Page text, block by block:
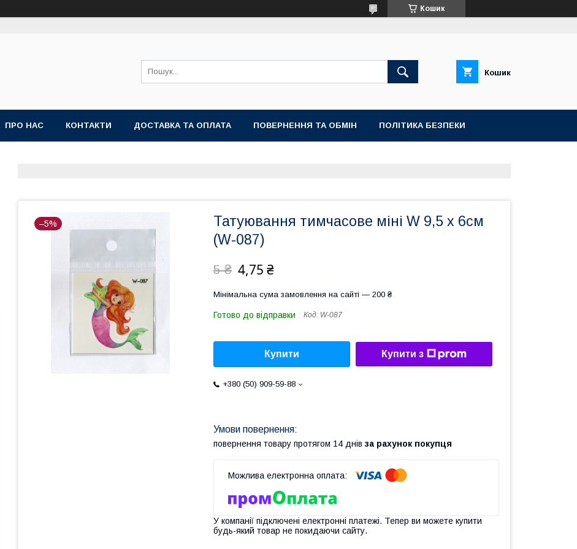
Кошик
Кошик
ПРО НАС КОНТАКТИ ДОСТАВКА ТА ОПЛАТА ПОВЕРНЕННЯ ТА ОБМІН ПОЛІТИКА БЕЗПЕКИ
–5%
Татуювання тимчасове міні W 9,5 х 6см
(W-087)
5 ₴ 4,75 ₴
Мінімальна сума замовлення на сайті — 200 ₴
Готово до відправки Код: W-087
Купити Купити з
+380 (50) 909-59-88
повернення товару протягом 14 днів за рахунок покупця
У компанії підключені електронні платежі. Тепер ви можете купити
будь-який товар не покидаючи сайту.